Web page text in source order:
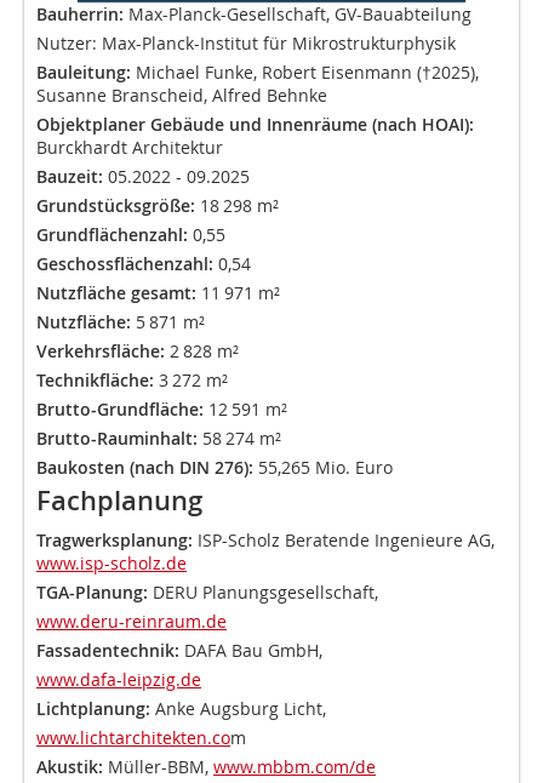
Bauherrin: Max-Planck-Gesellschaft, GV-Bauabteilung
Nutzer: Max-Planck-Institut für Mikrostrukturphysik
Bauleitung: Michael Funke, Robert Eisenmann (†2025),
Susanne Branscheid, Alfred Behnke
Objektplaner Gebäude und Innenräume (nach HOAI):
Burckhardt Architektur
Bauzeit: 05.2022 - 09.2025
Grundstücksgröße: 18 298 m²
Grundflächenzahl: 0,55
Geschossflächenzahl: 0,54
Nutzfläche gesamt: 11 971 m²
Nutzfläche: 5 871 m²
Verkehrsfläche: 2 828 m²
Technikfläche: 3 272 m²
Brutto-Grundfläche: 12 591 m²
Brutto-Rauminhalt: 58 274 m²
Baukosten (nach DIN 276): 55,265 Mio. Euro
Fachplanung
Tragwerksplanung: ISP-Scholz Beratende Ingenieure AG,
www.isp-scholz.de
TGA-Planung: DERU Planungsgesellschaft,
www.deru-reinraum.de
Fassadentechnik: DAFA Bau GmbH,
www.dafa-leipzig.de
Lichtplanung: Anke Augsburg Licht,
www.lichtarchitekten.com
Akustik: Müller-BBM, www.mbbm.com/de